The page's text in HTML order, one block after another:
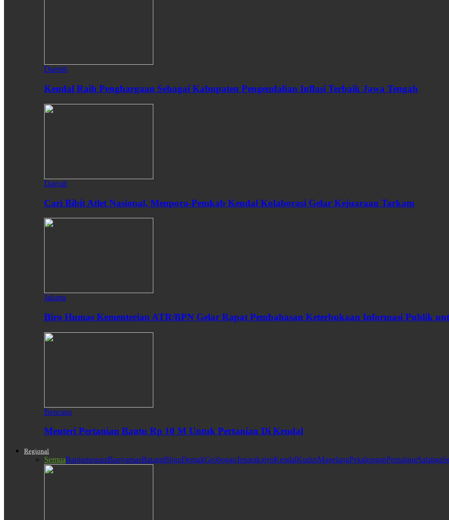
Daerah
Kendal Raih Penghargaan Sebagai Kabupaten Pengendalian Inflasi Terbaik Jawa Tengah
Daerah
Cari Bibit Atlet Nasional, Menpora-Pemkab Kendal Kolaborasi Gelar Kejuaraan Tarkam
Jakarta
Biro Humas Kementerian ATR/BPN Gelar Rapat Pembahasan Keterbukaan Informasi Publik
Bencana
Menteri Pertanian Bantu Rp 10 M Untuk Pertanian Di Kendal
Regional
SemuaBanjarnegaraBanyumasBatangBloraDemakGroboganJeparakajenKendalKudusMagelangPekalonganPemalangSalatiga